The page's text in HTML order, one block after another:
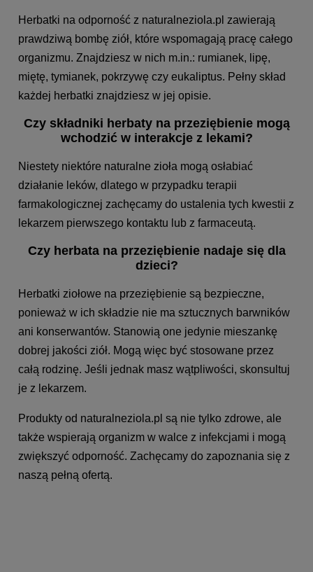
Herbatki na odporność z naturalneziola.pl zawierają
prawdziwą bombę ziół, które wspomagają pracę całego
organizmu. Znajdziesz w nich m.in.: rumianek, lipę,
miętę, tymianek, pokrzywę czy eukaliptus. Pełny skład
każdej herbatki znajdziesz w jej opisie.
Czy składniki herbaty na przeziębienie mogą
wchodzić w interakcje z lekami?
Niestety niektóre naturalne zioła mogą osłabiać
działanie leków, dlatego w przypadku terapii
farmakologicznej zachęcamy do ustalenia tych kwestii z
lekarzem pierwszego kontaktu lub z farmaceutą.
Czy herbata na przeziębienie nadaje się dla
dzieci?
Herbatki ziołowe na przeziębienie są bezpieczne,
ponieważ w ich składzie nie ma sztucznych barwników
ani konserwantów. Stanowią one jedynie mieszankę
dobrej jakości ziół. Mogą więc być stosowane przez
całą rodzinę. Jeśli jednak masz wątpliwości, skonsultuj
je z lekarzem.
Produkty od naturalneziola.pl są nie tylko zdrowe, ale
także wspierają organizm w walce z infekcjami i mogą
zwiększyć odporność. Zachęcamy do zapoznania się z
naszą pełną ofertą.